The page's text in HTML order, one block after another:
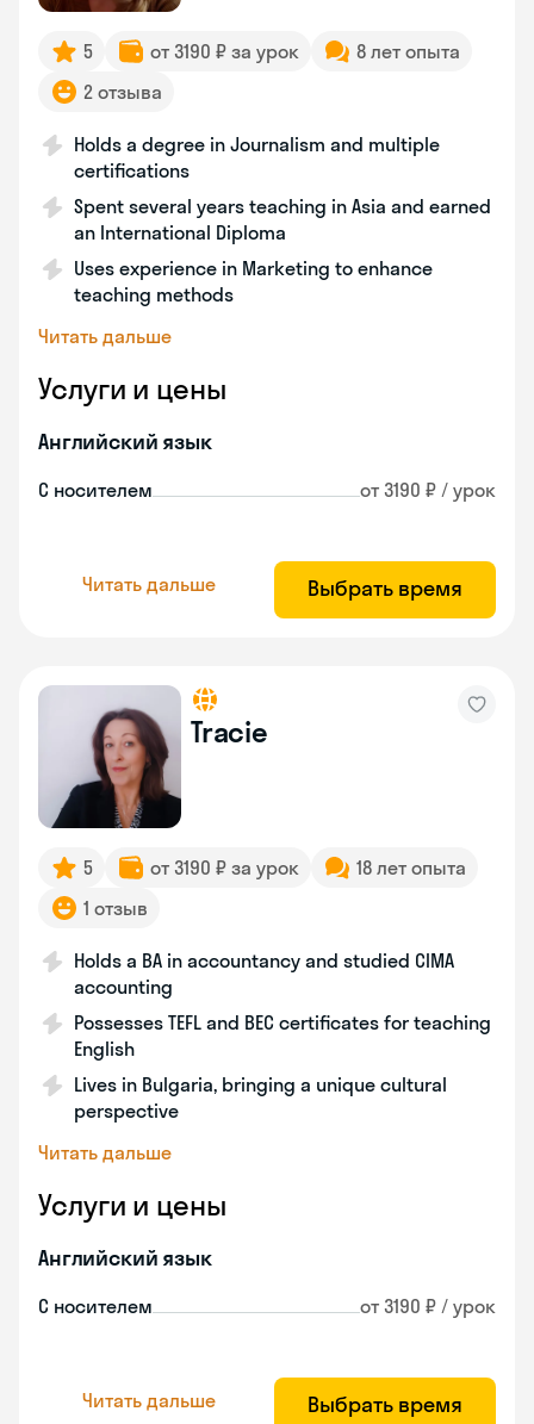
5 от 3190 ₽ за урок
8 лет опыта
2 отзыва
Holds a degree in Journalism and multiple
certifications
Spent several years teaching in Asia and earned
an International Diploma
Uses experience in Marketing to enhance
teaching methods
Читать дальше
Услуги и цены
Английский язык
С носителем от 3190 ₽ / урок
Читать дальше Выбрать время
Tracie
5 от 3190 ₽ за урок
18 лет опыта
1 отзыв
Holds a BA in accountancy and studied CIMA
accounting
Possesses TEFL and BEC certificates for teaching
English
Lives in Bulgaria, bringing a unique cultural
perspective
Читать дальше
Услуги и цены
Английский язык
С носителем от 3190 ₽ / урок
Читать дальше Выбрать время